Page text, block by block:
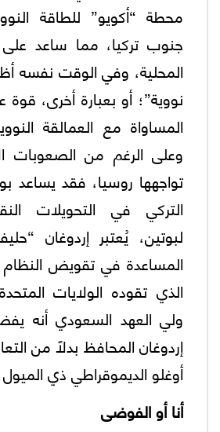
محطة “أكويو” للطاقة
جنوب تركيا، مما ساعد على
المحلية، وفي الوقت نفسه
نووية”؛ أو بعبارة أخرى،
المساواة مع العمالقة
وعلى الرغم من الصعوبات
تواجهها روسيا، فقد يساعد
التركي في التحويلات
لبوتين، يُعتبر إردوغان
المساعدة في تقويض النظام
الذي تقوده الولايات
ولي العهد السعودي أنه
إردوغان المحافظ بدلاً من
أوغلو الديموقراطي ذي الميول
أنا أو الفوضى